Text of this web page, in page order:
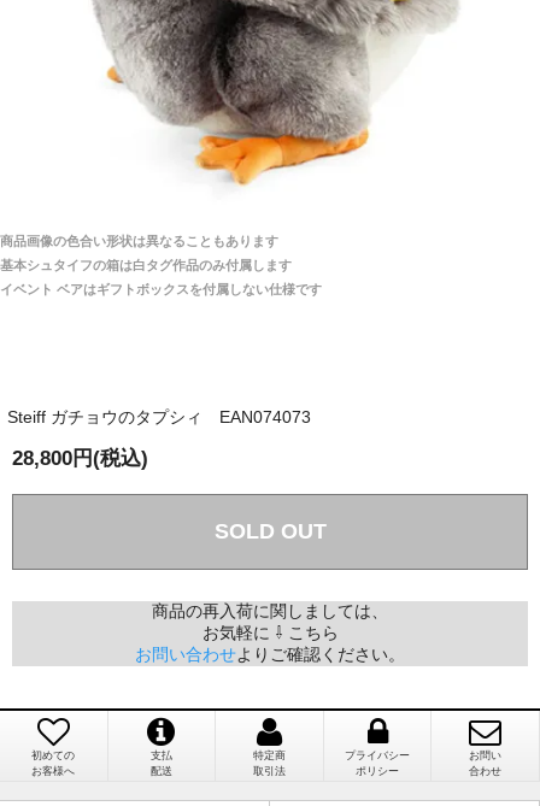
ご安心ください！商品は確実にお届けします。
商品は直接海外から届くのですか。受取の際、関税な
関税はすべて当店にて処理しますのでお客様のご負担
は一切ありません。
国内で一度検品をしますので、決済確認後、２～４
週間でのお届けとなります。
（稀に、通関手続き等に時間がかかり、納期が遅れる
注文のキャンセルは可能ですか？
お取り寄せ商品となっておりますため、仕入先へ発
注後のキャンセルは受け付けかねます。
埼玉県 S・W 様
「送られる際にメールなどで届けて頂きとても
安心感がありました」
大阪府 Y・W 様 （男性）
「取り扱っているNetショップで一番信用出来
兵庫県 A・K 様 （女性）
「ベアちゃんの紹介分が丁寧に書かれていたこ
と（いつの作品など）」
埼玉県 K・I 様 （女性）
「購入してから商品到着までメールを何度か頂
商品画像の色合い形状は異なることもあります
基本シュタイフの箱は白タグ作品のみ付属します
イベント ベアはギフトボックスを付属しない仕様です
Steiff ガチョウのタプシィ EAN074073
28,800円(税込)
SOLD OUT
商品の再入荷に関しましては、
お気軽に ⇩ こちら
お問い合わせよりご確認ください。
初めての
お客様へ
支払
配送
特定商
取引法
プライバシー
ポリシー
お問い
合わせ